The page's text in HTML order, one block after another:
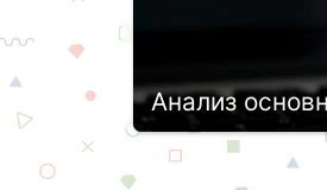
Анализ
В современном